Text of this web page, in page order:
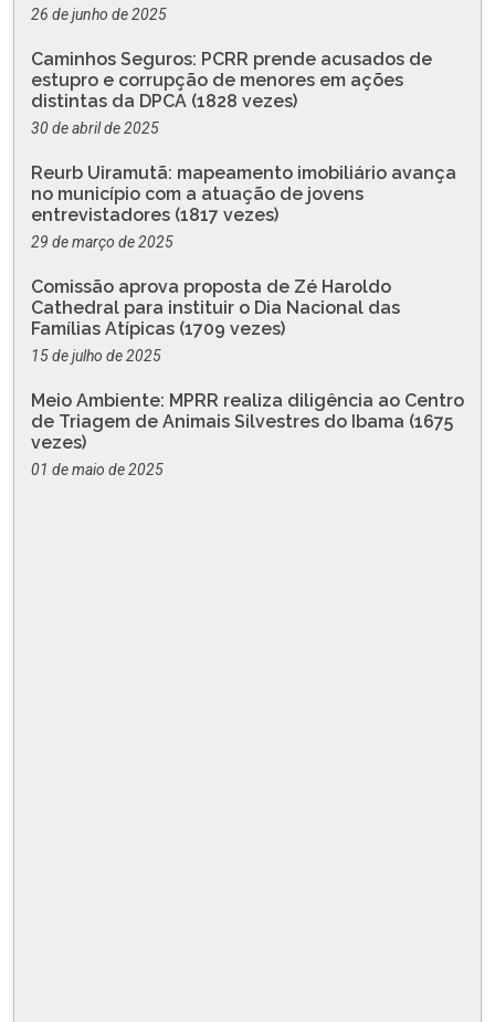
26 de junho de 2025
Caminhos Seguros: PCRR prende acusados de
estupro e corrupção de menores em ações
distintas da DPCA (1828 vezes)
30 de abril de 2025
Reurb Uiramutã: mapeamento imobiliário avança
no município com a atuação de jovens
entrevistadores (1817 vezes)
29 de março de 2025
Comissão aprova proposta de Zé Haroldo
Cathedral para instituir o Dia Nacional das
Famílias Atípicas (1709 vezes)
15 de julho de 2025
Meio Ambiente: MPRR realiza diligência ao Centro
de Triagem de Animais Silvestres do Ibama (1675
vezes)
01 de maio de 2025